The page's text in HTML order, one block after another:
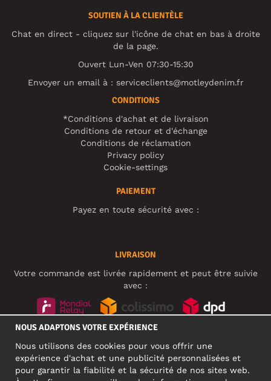
SOUTIEN À LA CLIENTÈLE
Chat en direct - cliquez sur l'icône de chat en bas à droite
de la page.
Ouvert Lun-Ven 07:30-15:30
Envoyer un email à : serviceclients@motleydenim.fr
CONDITIONS
*Conditions d'achat et de livraison
Conditions de retour et d'échange
Conditions de réclamation
Privacy policy
Cookie-settings
PAIEMENT
Payez en toute sécurité avec :
LIVRAISON
Votre commande est livrée rapidement et peut être suivie
avec :
NOUS ADAPTONS VOTRE EXPÉRIENCE
Nous utilisons des cookies pour vous offrir une
expérience d'achat et une publicité personnalisées et
pour garantir la fiabilité et la sécurité de nos sites web.